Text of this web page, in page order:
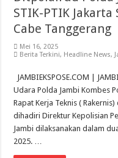
STIK-PTIK
Cabe Tanggerang
Mei 16, 2025
Berita Terkini, Headline News,
JAMBIEKSPOSE.COM |
Udara Polda Jambi Kombes
Rapat Kerja Teknis (
dihadiri Direktur Kepolisian
Jambi dilaksanakan dalam
2025. …